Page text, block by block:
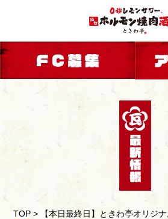
TOP > 【本日最終日】ときわ亭オリジ